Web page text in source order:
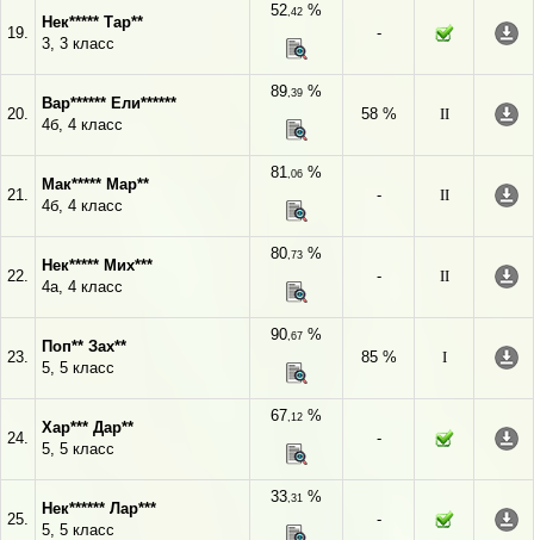
19.
Нек***** Тар**
3, 3 класс
52,42 %
-
20.
Вар****** Ели******
4б, 4 класс
89,39 %
58 %
II
21.
Мак***** Мар**
4б, 4 класс
81,06 %
-
II
22.
Нек***** Мих***
4а, 4 класс
80,73 %
-
II
23.
Поп** Зах**
5, 5 класс
90,67 %
85 %
I
24.
Хар*** Дар**
5, 5 класс
67,12 %
-
25.
Нек****** Лар***
5, 5 класс
33,31 %
-